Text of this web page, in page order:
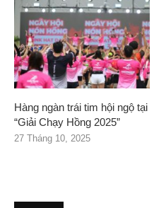
Hàng ngàn trái tim hội ngộ tại
“Giải Chạy Hồng 2025”
27 Tháng 10, 2025